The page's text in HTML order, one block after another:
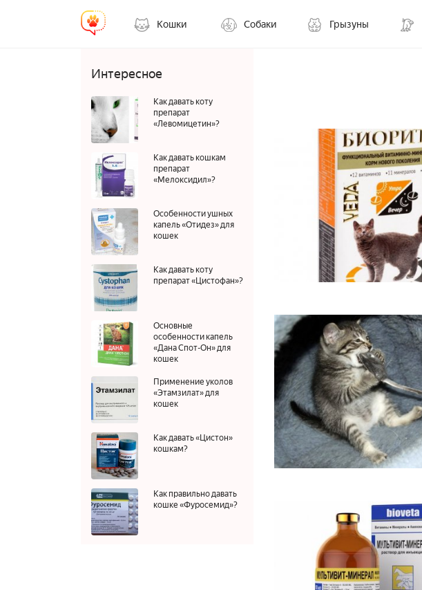
Кошки Собаки Грызуны
Интересное
Как давать коту
препарат
«Левомицетин»?
Как давать кошкам
препарат
«Мелоксидил»?
Особенности ушных
капель «Отидез» для
кошек
Как давать коту
препарат «Цистофан»?
Основные
особенности капель
«Дана Спот-Он» для
кошек
Применение уколов
«Этамзилат» для
кошек
Как давать «Цистон»
кошкам?
Как правильно давать
кошке «Фуросемид»?